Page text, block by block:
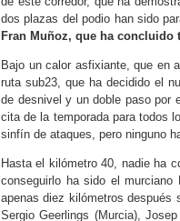
dos plazas del podio han sido
Fran Muñoz, que ha concluido
Bajo un calor asfixiante, que en
ruta sub23, que ha decidido el
de desnivel y un doble paso por
cita de la temporada para todos
sinfín de ataques, pero ninguno
Hasta el kilómetro 40, nadie ha
conseguirlo ha sido el murciano
apenas diez kilómetros después
Sergio Geerlings (Murcia),